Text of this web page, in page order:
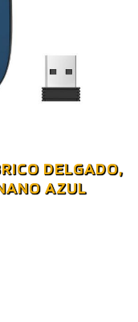
DELGADO,
AZUL